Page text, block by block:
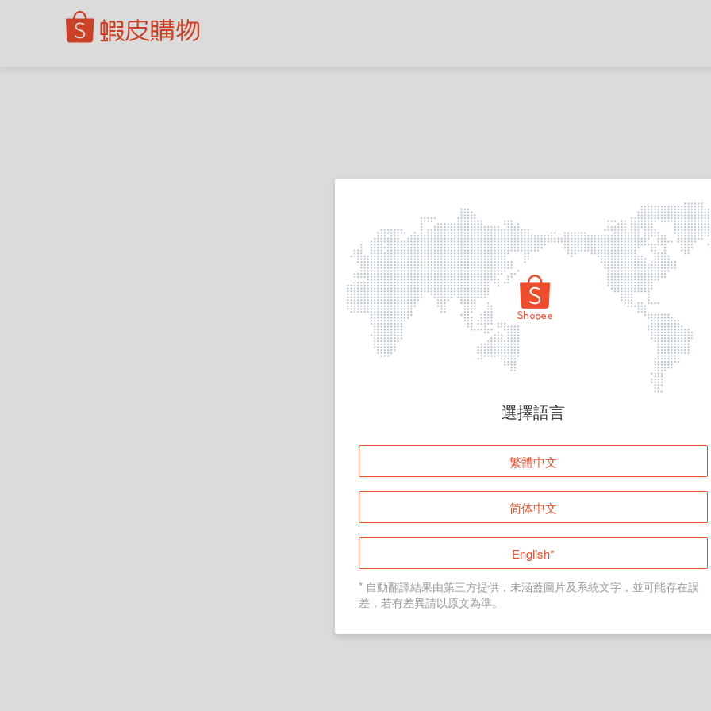
頁面無法顯示
登入
返回首頁
選擇語言
繁體中文
简体中文
English*
* 自動翻譯結果由第三方提供，未涵蓋圖片及系統文字，並可能存在誤
差，若有差異請以原文為準。